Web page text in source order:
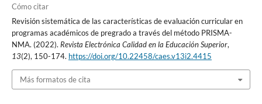
Cómo citar
Revisión sistemática de las características de evaluación curricular en
programas académicos de pregrado a través del método PRISMA-
NMA. (2022). Revista Electrónica Calidad en la Educación Superior,
13(2), 150-174. https://doi.org/10.22458/caes.v13i2.4415
Más formatos de cita